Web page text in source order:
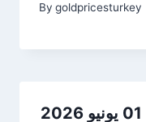
By goldpricesturkey